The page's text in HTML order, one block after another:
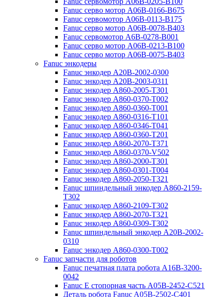
Fanuc серво мотор A06B-0166-B675
Fanuc сервомотор A06B-0113-B175
Fanuc серво мотор A06B-0078-B403
Fanuc сервомотор A6B-0278-B001
Fanuc серво мотор A06B-0213-B100
Fanuc серво мотор A06B-0075-B403
Fanuc энкодеры
Fanuc энкодер A20B-2002-0300
Fanuc энкодер A20B-2003-0311
Fanuc энкодер A860-2005-T301
Fanuc энкодер A860-0370-T002
Fanuc энкодер A860-0360-T001
Fanuc энкодер A860-0316-T101
Fanuc энкодер A860-0346-T041
Fanuc энкодер A860-0360-T201
Fanuc энкодер A860-2070-T371
Fanuc энкодер A860-0370-V502
Fanuc энкодер A860-2000-T301
Fanuc энкодер A860-0301-T004
Fanuc энкодер A860-2050-T321
Fanuc шпиндельный энкодер A860-2159-
T302
Fanuc энкодер A860-2109-T302
Fanuc энкодер A860-2070-T321
Fanuc энкодер A860-0309-T302
Fanuc шпиндельный энкодер A20B-2002-
0310
Fanuc энкодер A860-0300-T002
Fanuc запчасти для роботов
Fanuc печатная плата робота A16B-3200-
0042
Fanuc E стопорная часть A05B-2452-C521
Деталь робота Fanuc A05B-2502-C401